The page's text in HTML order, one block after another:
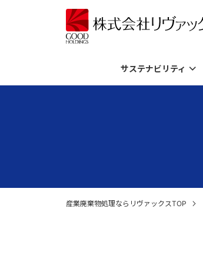
サステナビリティ
各種廃材の処理
ロゴマークについて
産業廃棄物処理ならリヴァックスTOP